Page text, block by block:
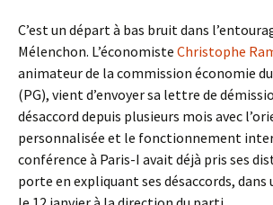
C’est un départ à bas bruit dans
Mélenchon. L’économiste Christophe
animateur de la commission économie
(PG), vient d’envoyer sa lettre de
désaccord depuis plusieurs mois avec
personnalisée et le fonctionnement
conférence à Paris-I avait déjà pris ses
porte en expliquant ses désaccords, dans